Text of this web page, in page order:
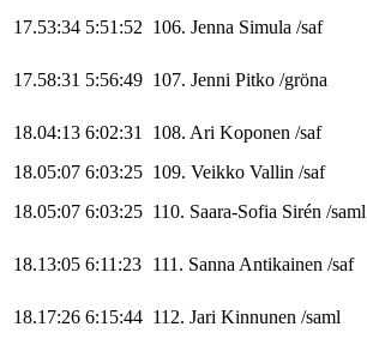
17.53:34 5:51:52 106. Jenna Simula /saf
17.58:31 5:56:49 107. Jenni Pitko /gröna
18.04:13 6:02:31 108. Ari Koponen /saf
18.05:07 6:03:25 109. Veikko Vallin /saf
18.05:07 6:03:25 110. Saara-Sofia Sirén /saml
18.13:05 6:11:23 111. SannaAntikainen /saf
18.17:26 6:15:44 112. Jari Kinnunen /saml